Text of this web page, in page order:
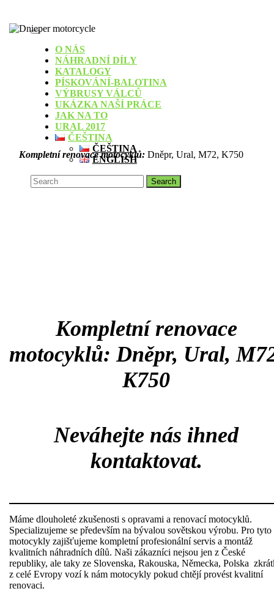
contentOpen
ButtonO NÁS
NÁHRADNÍ DÍLY
KATALOGY
PÍSKOVÁNÍ-BALOTINA
VÝBRUSY VÁLCŮ
UKÁZKA NAŠÍ PRÁCE
JAK NA TO
URAL 2017
ČEŠTINA
ČEŠTINA
ENGLISH
CLOSE
BUTTON
Search
for:
Kompletní renovace motocyklů: Dněpr, Ural, M72, K750
Kompletní renovace
motocyklů: Dněpr, Ural,
K750
Neváhejte nás ihned
kontaktovat.
Máme dlouholeté zkušenosti s opravami a renovací motocyklů.
Specializujeme se především na bývalou sovětskou výrobu. Pro tyto
motocykly zajišťujeme kompletní profesionální servis a montáž
kvalitních náhradních dílů. Naši zákazníci nejsou jen z České
republiky, ale taky ze Slovenska, Rakouska, Německa, Polska
z celé Evropy vozí k nám motocykly pokud chtějí provést kvalitní
renovaci.